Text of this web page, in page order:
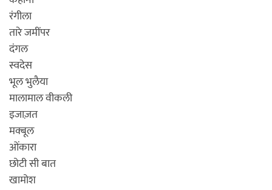
रंगीला
तारे जमींपर
दंगल
स्वदेस
भूल भुलैया
मालामाल वीकली
इजाज़त
मक्बूल
ओंकारा
छोटी सी बात
खामोश